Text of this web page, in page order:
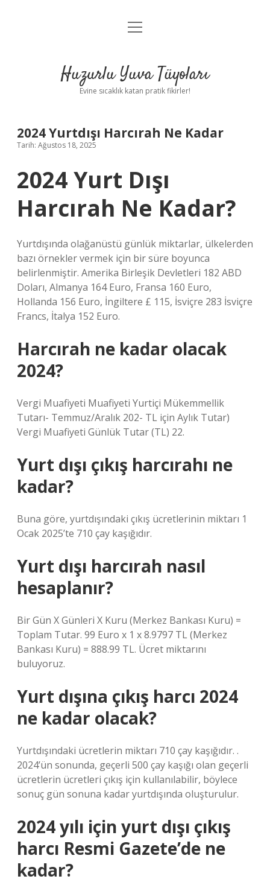
Anasayfa
Yasal Uyarı
menüyü
Huzurlu Yuva Tüyoları
Evine sıcaklık katan pratik fikirler!
2024 Yurtdışı Harcırah Ne Kadar
Tarih: Ağustos 18, 2025
2024 Yurt Dışı
Harcırah Ne Kadar?
Yurtdışında olağanüstü günlük miktarlar, ülkelerden
bazı örnekler vermek için bir süre boyunca
belirlenmiştir. Amerika Birleşik Devletleri 182 ABD
Doları, Almanya 164 Euro, Fransa 160 Euro,
Hollanda 156 Euro, İngiltere £ 115, İsviçre 283 İsviçre
Francs, İtalya 152 Euro.
Harcırah ne kadar olacak
2024?
Vergi Muafiyeti Muafiyeti Yurtiçi Mükemmellik
Tutarı- Temmuz/Aralık 202- TL için Aylık Tutar)
Vergi Muafiyeti Günlük Tutar (TL) 22.
Yurt dışı çıkış harcırahı ne
kadar?
Buna göre, yurtdışındaki çıkış ücretlerinin miktarı 1
Ocak 2025’te 710 çay kaşığıdır.
Yurt dışı harcırah nasıl
hesaplanır?
Bir Gün X Günleri X Kuru (Merkez Bankası Kuru) =
Toplam Tutar. 99 Euro x 1 x 8.9797 TL (Merkez
Bankası Kuru) = 888.99 TL. Ücret miktarını
buluyoruz.
Yurt dışına çıkış harcı 2024
ne kadar olacak?
Yurtdışındaki ücretlerin miktarı 710 çay kaşığıdır. .
2024’ün sonunda, geçerli 500 çay kaşığı olan geçerli
ücretlerin ücretleri çıkış için kullanılabilir, böylece
sonuç gün sonuna kadar yurtdışında oluşturulur.
2024 yılı için yurt dışı çıkış
harcı Resmi Gazete’de ne
kadar?